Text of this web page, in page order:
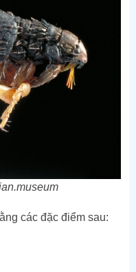
các đặc điểm sau: